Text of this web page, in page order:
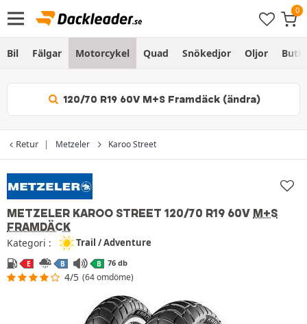
Bil Fälgar Motorcykel Quad Snökedjor Oljor Butik
120/70 R19 60V M+S Framdäck (ändra)
Retur Metzeler Karoo Street
METZELER KAROO STREET 120/70 R19 60V M+S
FRAMDÄCK
Kategori : Trail / Adventure
E B B 76 db
4/5 (64 omdöme)